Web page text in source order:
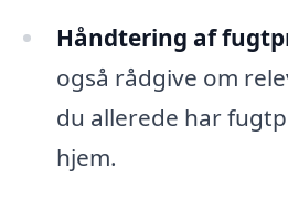
Håndtering af
også rådgive om
du allerede har
hjem.